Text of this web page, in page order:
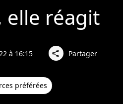
elle réagit
à 16:15 share Partager
préférées